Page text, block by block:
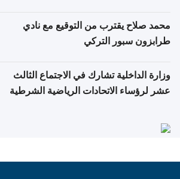
محمد صلاح يقترب من التوقيع مع نادي
طرابزون سبور التركي
وزارة الداخلية تشارك في الاجتماع الثالث
عشر لرؤساء الاتحادات الرياضية الشرطية